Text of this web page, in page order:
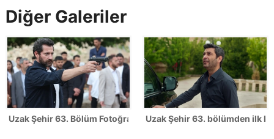
Diğer Galeriler
Uzak Şehir 63. Bölüm Fotoğrafları - SEZON FİNALİ
Uzak Şehir 63. bölümden ilk